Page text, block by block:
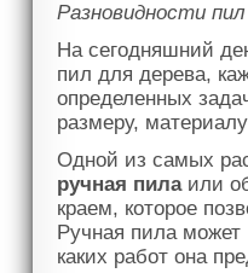
Разновидности
На сегодняшний
пил для дерева,
определенных
размеру,
Одной из самых
ручная пилаили
краем, которое
Ручная пила
каких работ она